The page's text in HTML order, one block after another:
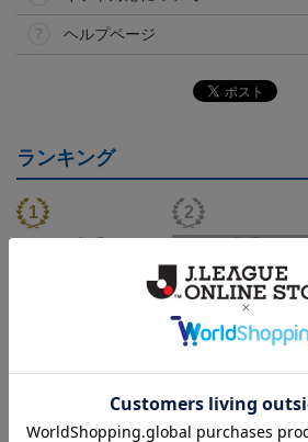
ヘルプページ
ランキング
（Sｰ3XL）2026/27 オー
ム FP 1st
（4XL）2026/27 オーセ
ンティックユニフォーム
FP 1st